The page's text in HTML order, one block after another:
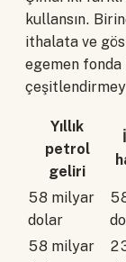
kullansın.
ithalata ve
egemen fonda
Yıllık
petrol
geliri
58 milyar
dolar
58 milyar